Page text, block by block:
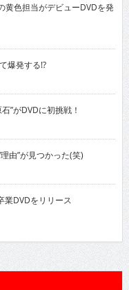
色担当がデビューDVDを発
爆発する!?
”がDVDに初挑戦！
由”が見つかった(笑)
DVDをリリース